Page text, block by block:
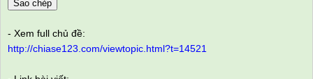
Sao chép
- Xem full chủ đề:
http://chiase123.com/viewtopic.html?t=14521